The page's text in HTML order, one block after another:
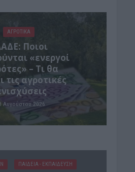
ΑΓΡΟΤΙΚΑ
Ποιοι
«ενεργοί
– Τι θα
τις αγροτικές
Αυγούστου 2026
ΠΑΙΔΕΙΑ - ΕΚΠΑΙΔΕΥΣΗ